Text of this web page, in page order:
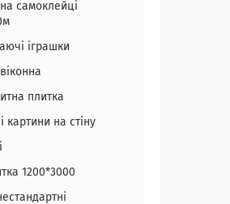
на самоклейці
іграшки
плитка
картини на стіну
1200*3000